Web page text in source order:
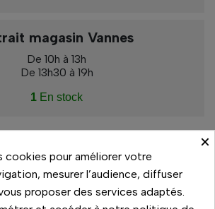
magasin Vannes
De 10h à 13h
De 13h30 à 19h
1 En stock
changer d'avis
×
cookies pour améliorer votre
mesurer l’audience, diffuser
proposer des services adaptés.